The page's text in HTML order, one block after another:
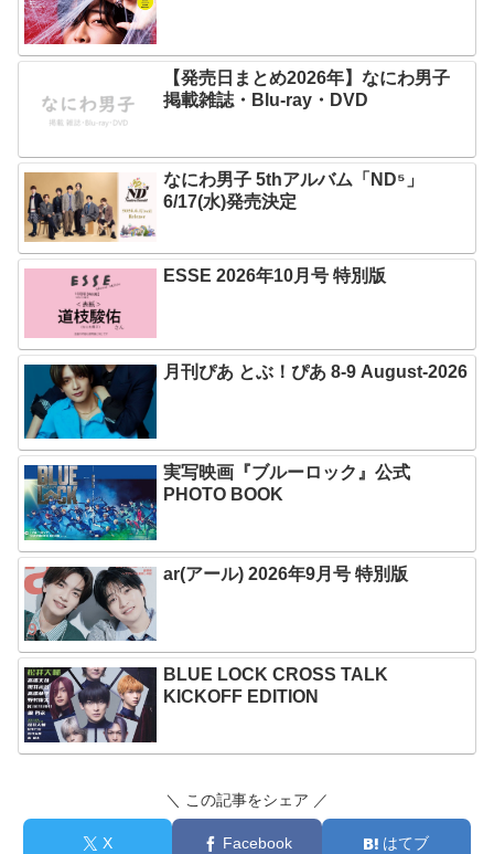
【発売日まとめ2026年】なにわ男子
掲載雑誌・Blu-ray・DVD
なにわ男子 5thアルバム「ND⁵」
6/17(水)発売決定
ESSE 2026年10月号 特別版
月刊ぴあ とぶ！ぴあ 8-9 August-2026
実写映画『ブルーロック』公式
PHOTO BOOK
ar(アール) 2026年9月号 特別版
BLUE LOCK CROSS TALK
KICKOFF EDITION
＼ この記事をシェア ／
X Facebook はてブ